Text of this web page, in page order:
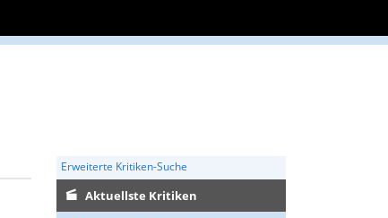
Erweiterte Kritiken-Suche
Aktuellste Kritiken